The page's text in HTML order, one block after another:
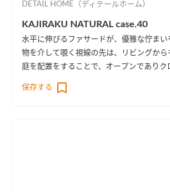
DETAIL HOME（ディテールホーム）
KAJIRAKU NATURAL case.40
水平に伸びるファサードが、優雅な佇ま
物を介して覗く視線の先は、リビングから
庭を配置をすることで、オープンでありク
保存する